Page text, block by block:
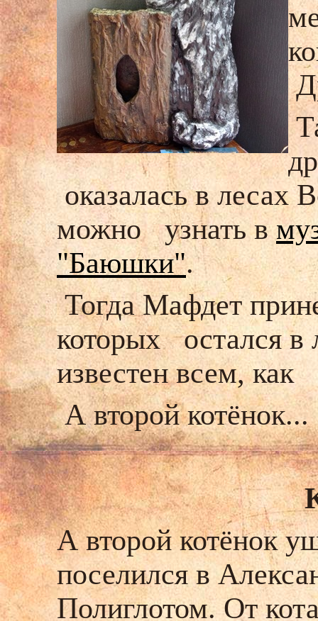
оказалась в лесах
можно узнать в
"Баюшки".
Тогда Мафдет
которых остался в
известен всем,
А второй котёнок...
А второй котёнок
поселился в
Полиглотом. От